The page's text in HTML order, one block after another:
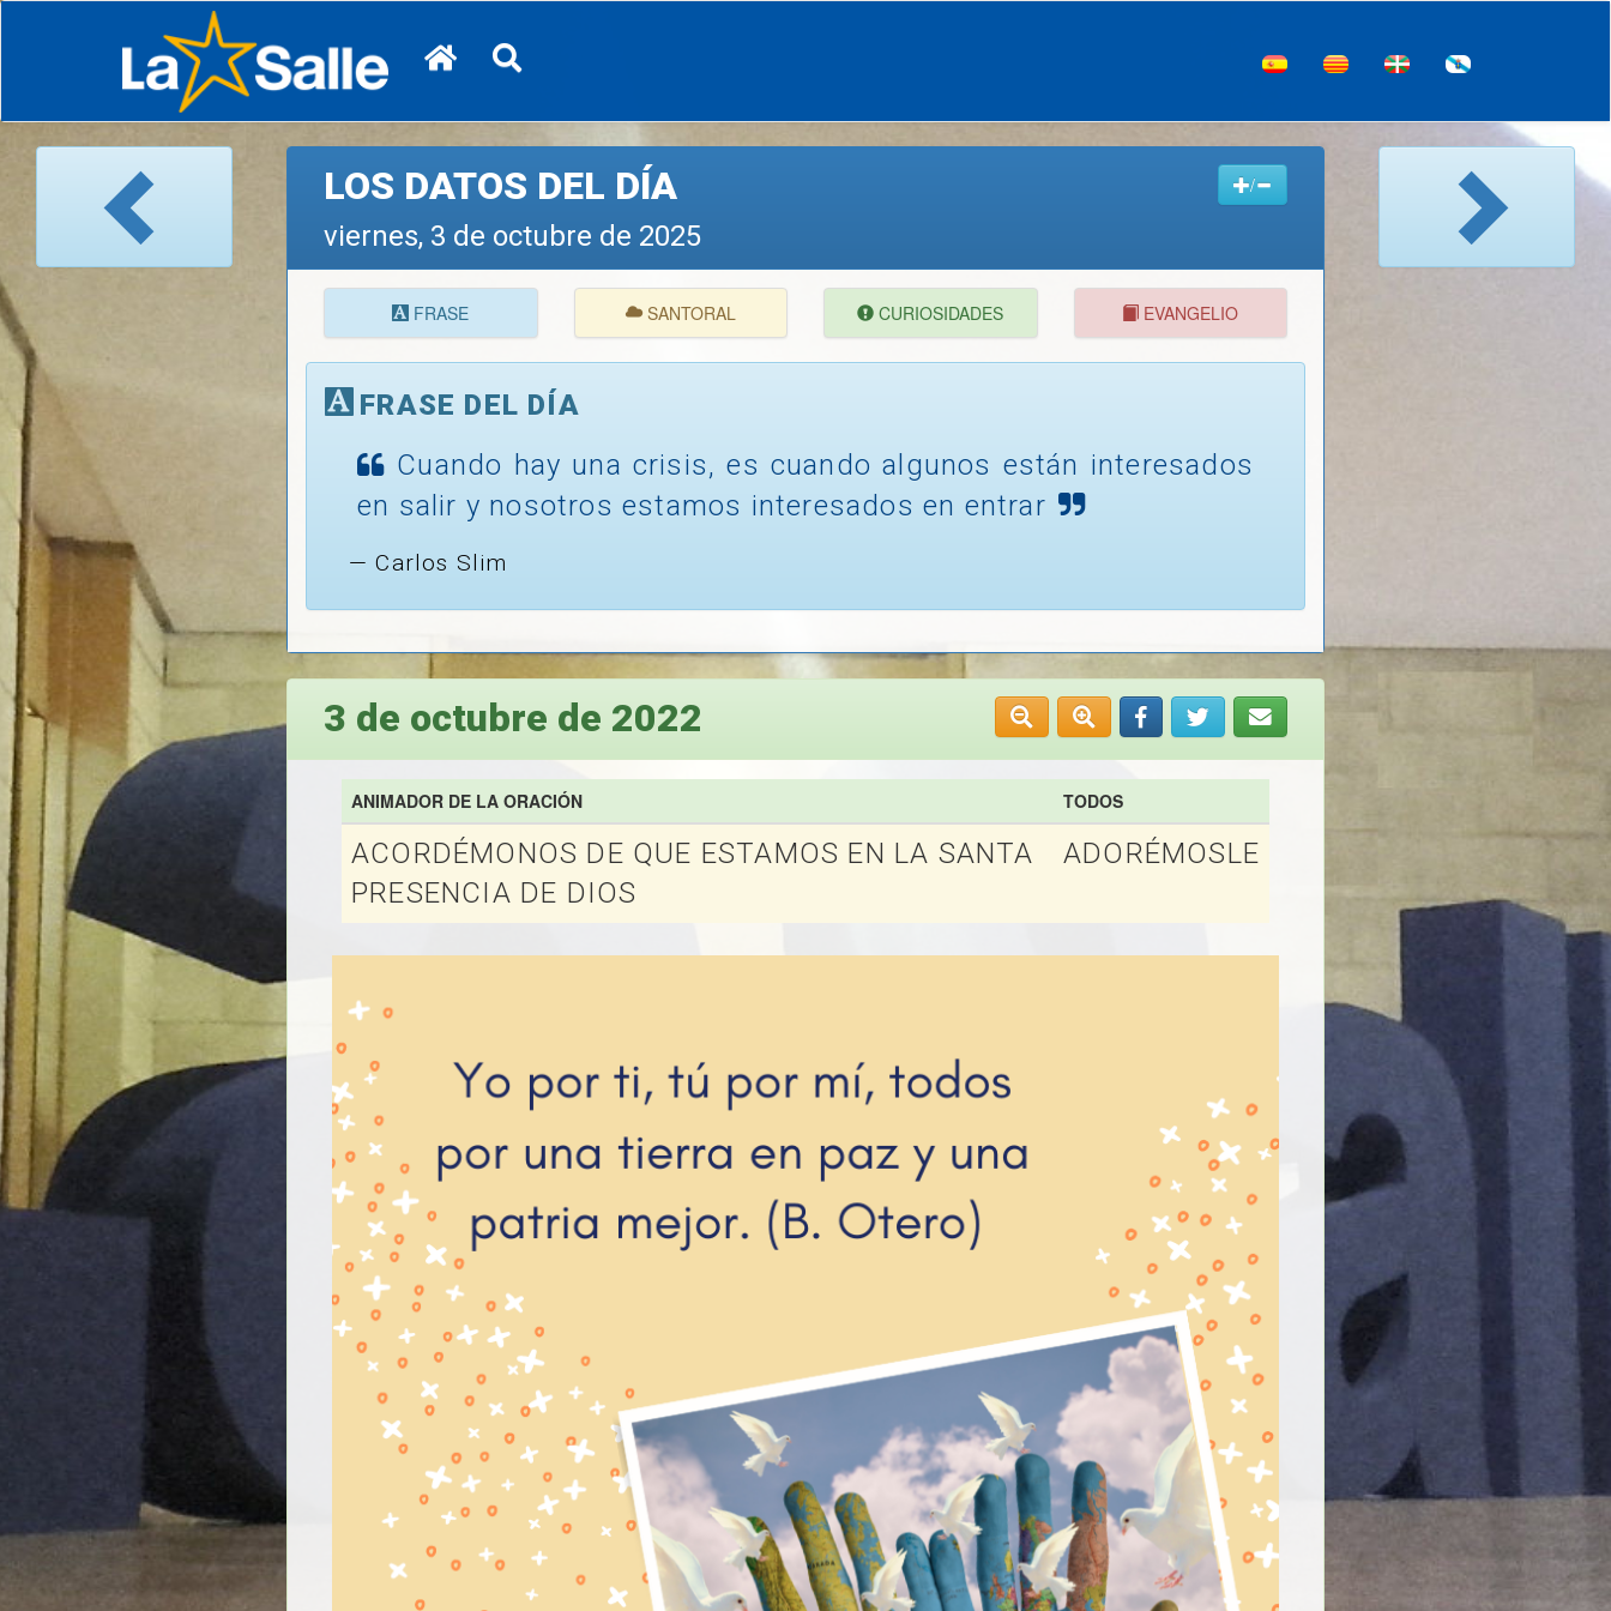
LOS DATOS DEL DÍA
viernes, 3 de octubre de 2025
/
FRASE SANTORAL CURIOSIDADES EVANGELIO
FRASE DEL DÍA
Cuando hay una crisis, es cuando algunos están interesados
en salir y nosotros estamos interesados en entrar
Carlos Slim
3 de octubre de 2022
ANIMADOR DE LA ORACIÓN TODOS
ACORDÉMONOS DE QUE ESTAMOS EN LA SANTA
PRESENCIA DE DIOS
ADORÉMOSLE